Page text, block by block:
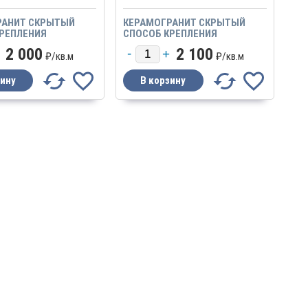
СКРЫТЫЙ
СИСТЕМА
ТИП 4
2 000 ₽/кв.м
КЕРАМОГРАНИТ СКРЫТЫЙ
СПОСОБ КРЕПЛЕНИЯ
МЕЖЭТАЖНАЯ ВЕРТИКАЛЬНАЯ
СИСТЕМА КРЕПЛЕНИЯ ТИП 5
2 100 ₽/кв.м